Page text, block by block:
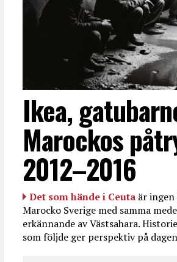
Ikea,
Marockos
2012–2016
Det som hände i Ceuta är ingen
Marocko Sverige med samma
erkännande av Västsahara.
som följde ger perspektiv på